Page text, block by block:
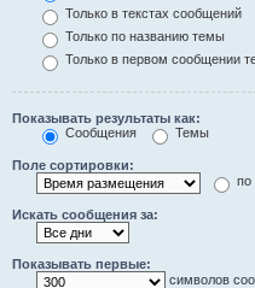
Только в текстах сообщений
Только по названию темы
Только в первом сообщении
Показывать результаты как:
Сообщения
Темы
Поле сортировки:
по
Искать сообщения за:
Показывать первые:
символов